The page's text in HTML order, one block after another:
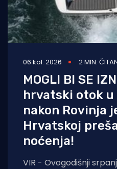
06 kol. 2026 2 MIN.
MOGLI BI SE
hrvatski otok u
nakon Rovinja
Hrvatskoj
noćenja!
VIR - Ovogodišnji